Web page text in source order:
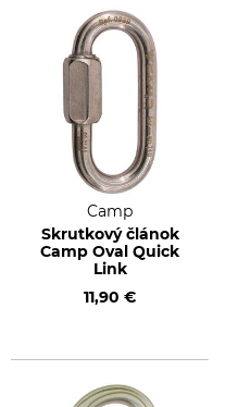
Camp
Skrutkový článok
Camp Oval Quick
Link
11,90 €